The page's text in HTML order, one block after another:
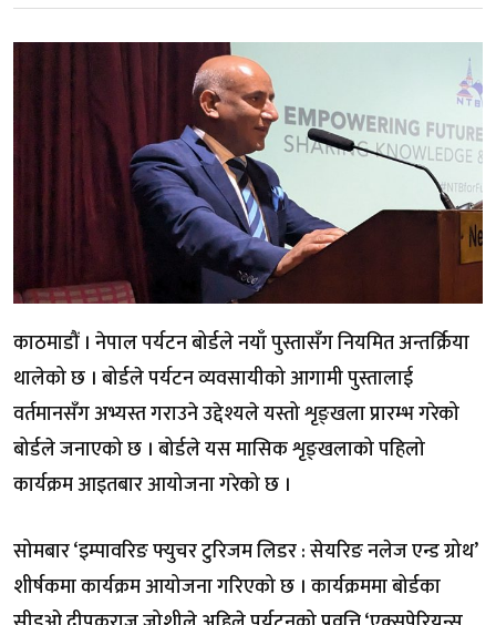
काठमाडौं । नेपाल पर्यटन बोर्डले नयाँ पुस्तासँग नियमित अन्तर्क्रिया
थालेको छ । बोर्डले पर्यटन व्यवसायीको आगामी पुस्तालाई
वर्तमानसँग अभ्यस्त गराउने उद्देश्यले यस्तो शृङ्खला प्रारम्भ गरेको
बोर्डले जनाएको छ । बोर्डले यस मासिक शृङ्खलाको पहिलो
कार्यक्रम आइतबार आयोजना गरेको छ ।
सोमबार ‘इम्पावरिङ फ्युचर टुरिजम लिडर : सेयरिङ नलेज एन्ड ग्रोथ’
शीर्षकमा कार्यक्रम आयोजना गरिएको छ । कार्यक्रममा बोर्डका